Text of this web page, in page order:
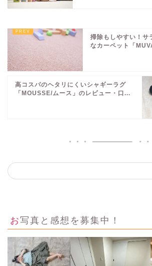
掃除もしやすい！サ
なカーペット「
高コスパのヘタリにくいシャギーラグ
「MOUSSE/ムース」のレビュー・口...
お写真と感想を募集中！